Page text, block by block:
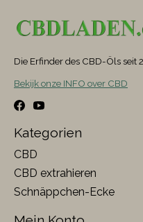
Die Erfinder des CBD-Öls seit
Bekijk onze INFO over CBD
Kategorien
CBD
CBD extrahieren
Schnäppchen-Ecke